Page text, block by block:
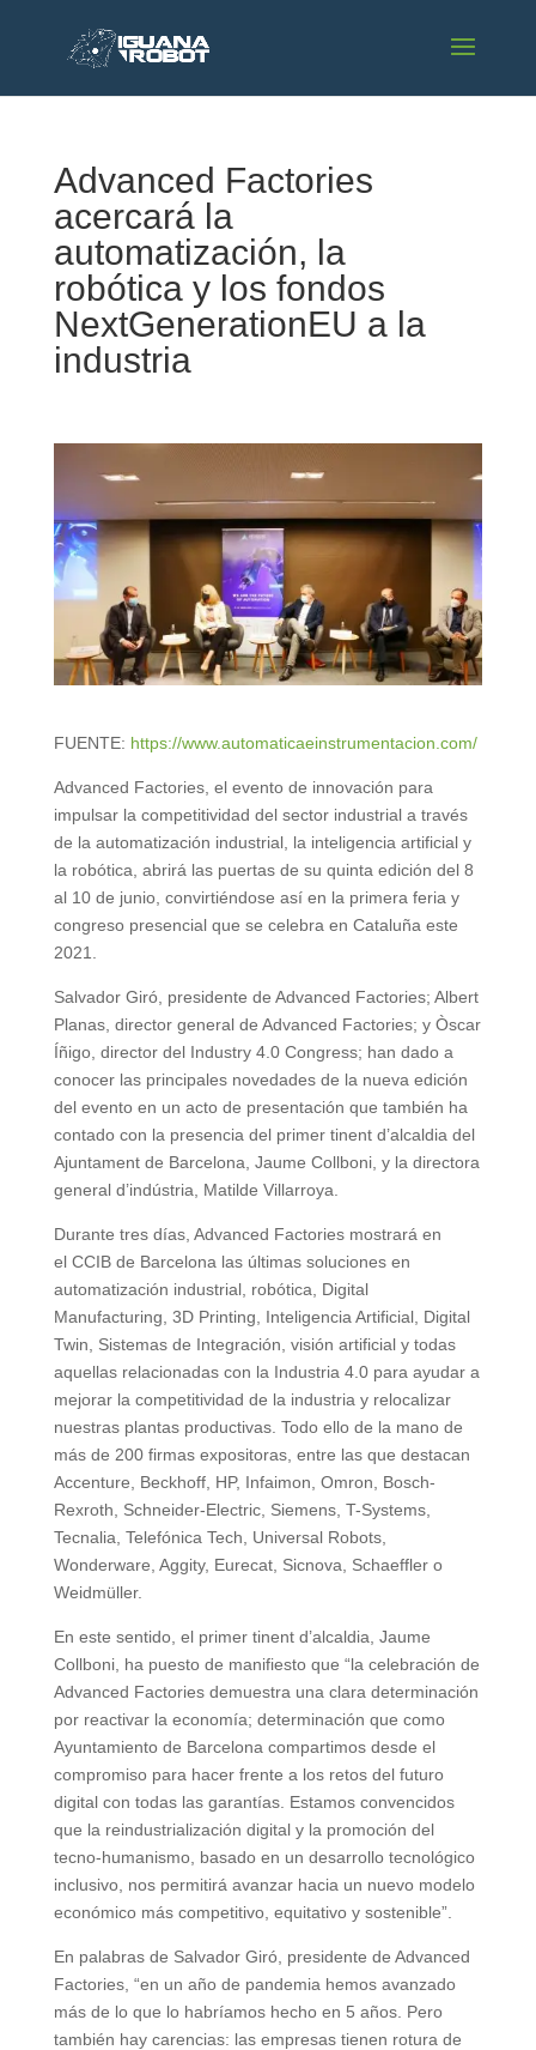
Advanced Factories
acercará la
automatización, la
robótica y los fondos
NextGenerationEU a la
industria
FUENTE: https://www.automaticaeinstrumentacion.com/
Advanced Factories, el evento de innovación para
impulsar la competitividad del sector industrial a través
de la automatización industrial, la inteligencia artificial y
la robótica, abrirá las puertas de su quinta edición del 8
al 10 de junio, convirtiéndose así en la primera feria y
congreso presencial que se celebra en Cataluña este
2021.
Salvador Giró, presidente de Advanced Factories; Albert
Planas, director general de Advanced Factories; y Òscar
Íñigo, director del Industry 4.0 Congress; han dado a
conocer las principales novedades de la nueva edición
del evento en un acto de presentación que también ha
contado con la presencia del primer tinent d’alcaldia del
Ajuntament de Barcelona, Jaume Collboni, y la directora
general d’indústria, Matilde Villarroya.
Durante tres días, Advanced Factories mostrará en
el CCIB de Barcelona las últimas soluciones en
automatización industrial, robótica, Digital
Manufacturing, 3D Printing, Inteligencia Artificial, Digital
Twin, Sistemas de Integración, visión artificial y todas
aquellas relacionadas con la Industria 4.0 para ayudar a
mejorar la competitividad de la industria y relocalizar
nuestras plantas productivas. Todo ello de la mano de
más de 200 firmas expositoras, entre las que destacan
Accenture, Beckhoff, HP, Infaimon, Omron, Bosch-
Rexroth, Schneider-Electric, Siemens, T-Systems,
Tecnalia, Telefónica Tech, Universal Robots,
Wonderware, Aggity, Eurecat, Sicnova, Schaeffler o
Weidmüller.
En este sentido, el primer tinent d’alcaldia, Jaume
Collboni, ha puesto de manifiesto que “la celebración de
Advanced Factories demuestra una clara determinación
por reactivar la economía; determinación que como
Ayuntamiento de Barcelona compartimos desde el
compromiso para hacer frente a los retos del futuro
digital con todas las garantías. Estamos convencidos
que la reindustrialización digital y la promoción del
tecno-humanismo, basado en un desarrollo tecnológico
inclusivo, nos permitirá avanzar hacia un nuevo modelo
económico más competitivo, equitativo y sostenible”.
En palabras de Salvador Giró, presidente de Advanced
Factories, “en un año de pandemia hemos avanzado
más de lo que lo habríamos hecho en 5 años. Pero
también hay carencias: las empresas tienen rotura de